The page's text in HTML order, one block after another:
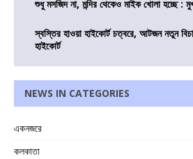
শুধু মসজিদ না, মন্দির থেকেও মাইক খোলা হচ্ছে :
স্বস্তির হাওয়া হাইকোর্ট চত্বরে, আটজন নতুন
হাইকোর্ট
NEWS IN CATEGORIES
একনজরে
কলকাতা